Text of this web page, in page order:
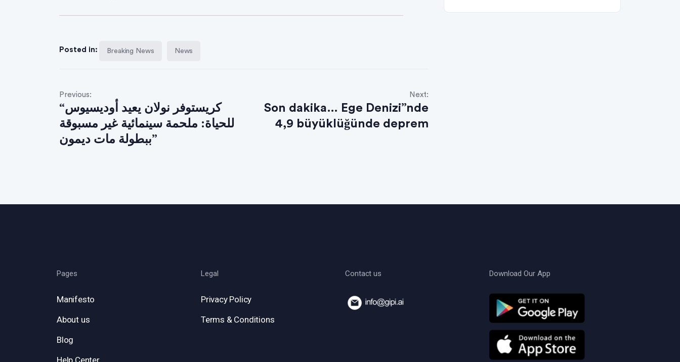
Posted in: Breaking News News
Previous:
“كريستوفر نولان يعيد أوديسيوس
للحياة: ملحمة سينمائية غير مسبوقة
ببطولة مات ديمون”
Next:
Son dakika… Ege Denizi”nde
4,9 büyüklüğünde deprem
Pages
Manifesto
About us
Blog
Help Center
Legal
Privacy Policy
Terms & Conditions
Contact us Download Our App